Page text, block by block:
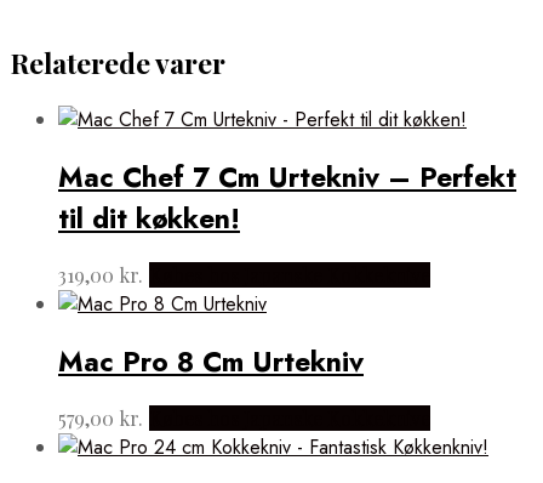
Relaterede varer
Mac Chef 7 Cm Urtekniv – Perfekt
til dit køkken!
319,00 kr.
Mac Pro 8 Cm Urtekniv
579,00 kr.